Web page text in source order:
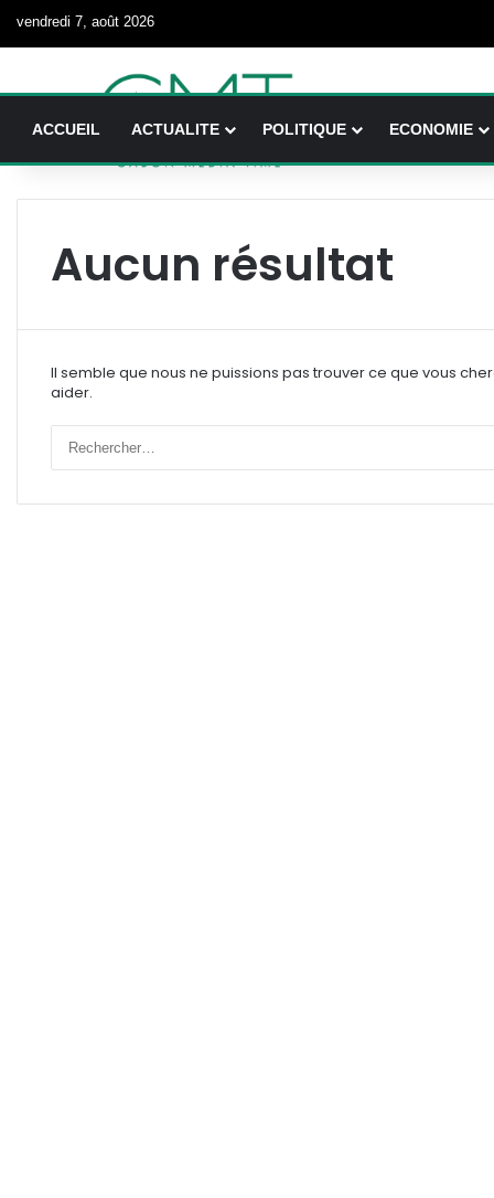
vendredi 7, août 2026
ACCUEIL ACTUALITE POLITIQUE ECONOMIE
Aucun résultat
Il semble que nous ne puissions pas trouver ce que vous
aider.